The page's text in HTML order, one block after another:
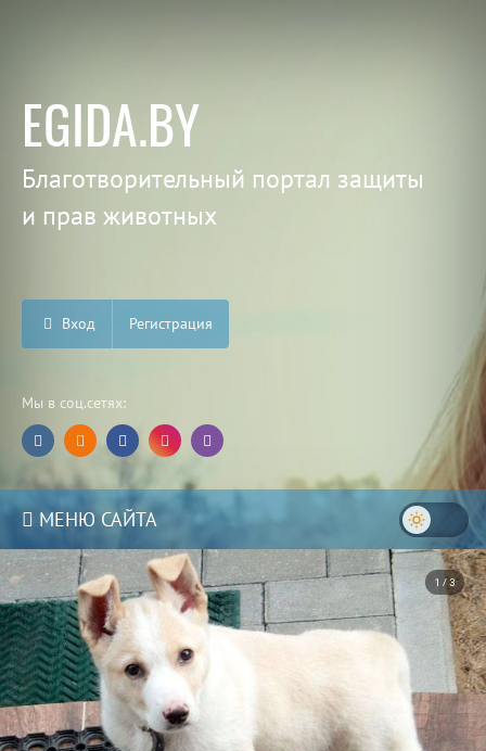
EGIDA.BY
Благотворительный портал защиты
и прав животных
Вход Регистрация
Мы в соц.сетях:
МЕНЮ САЙТА
1 / 3